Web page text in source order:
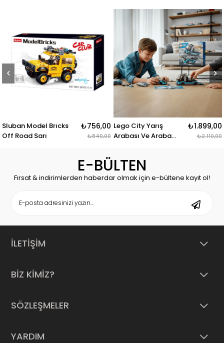
₺756,00
₺840,00
Lego City Yarış
Arabası Ve Araba
₺1.899,00
₺2.110,00
Lego Icons Mclaren
Mp4/4 Ve Ayrton
E-BÜLTEN
Fırsat & indirimlerden haberdar olmak için e-bültene kayıt ol!
İLETİŞİM
BİZ KİMİZ?
SÖZLEŞMELER
YARDIM